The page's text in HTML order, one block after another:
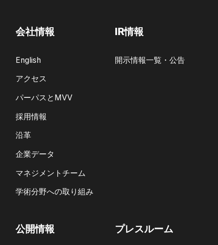
会社情報
English
アクセス
パーパスとMVV
採用情報
沿革
企業データ
マネジメントチーム
学術分野への取り組み
IR情報
開示情報一覧・公告
公開情報 プレスルーム